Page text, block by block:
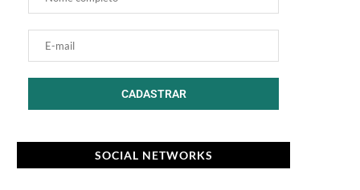
SOCIAL NETWORKS